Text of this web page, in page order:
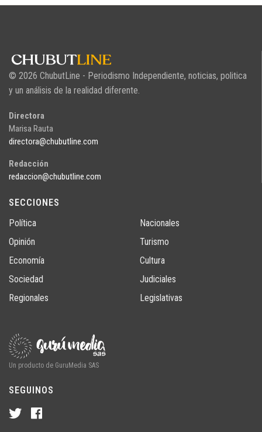
© 2026 ChubutLine - Periodismo Independiente, noticias, politica
y un análisis de la realidad diferente.
Directora
Marisa Rauta
directora@chubutline.com
Redacción
redaccion@chubutline.com
SECCIONES
Política
Opinión
Economía
Sociedad
Regionales
Nacionales
Turismo
Cultura
Judiciales
Legislativas
Un producto de GuruMedia SAS
SEGUINOS